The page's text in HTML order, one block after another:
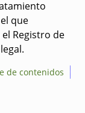
que
Registro de
de contenidos